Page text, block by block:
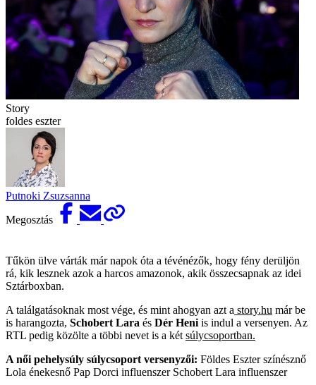
Story
foldes eszter
Putnoki Zsuzsanna
Megosztás
Tűkön ülve várták már napok óta a tévénézők, hogy fény derüljön
rá, kik lesznek azok a harcos amazonok, akik összecsapnak az idei
Sztárboxban.
A találgatásoknak most vége, és mint ahogyan azt a story.hu már be
is harangozta, Schobert Lara és Dér Heni is indul a versenyen. Az
RTL pedig közölte a többi nevet is a két súlycsoportban.
A női pehelysúly súlycsoport versenyzői: Földes Eszter színésznő
Lola énekesnő Pap Dorci influenszer Schobert Lara influenszer